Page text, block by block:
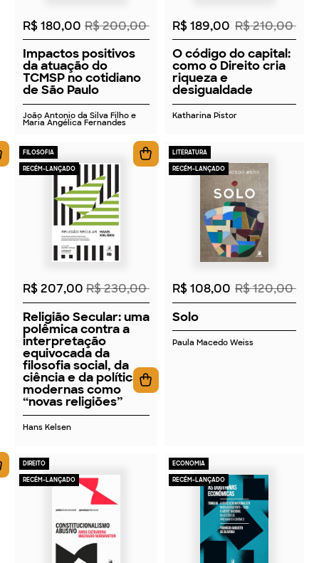
R$ 180,00 R$ 200,00
Impactos positivos
da atuação do
TCMSP no cotidiano
de São Paulo
João Antonio da Silva Filho e
Maria Angélica Fernandes
R$ 189,00 R$ 210,00
O código do capital:
como o Direito cria
riqueza e
desigualdade
Katharina Pistor
FILOSOFIA
RECÉM-LANÇADO
2026
R$ 207,00 R$ 230,00
Religião Secular: uma
polêmica contra a
interpretação
equivocada da
filosofia social, da
ciência e da política
modernas como
“novas religiões”
Hans Kelsen
LITERATURA
RECÉM-LANÇADO
2026
R$ 108,00 R$ 120,00
Solo
Paula Macedo Weiss
DIREITO
RECÉM-LANÇADO
2026
ECONOMIA
RECÉM-LANÇADO
2026